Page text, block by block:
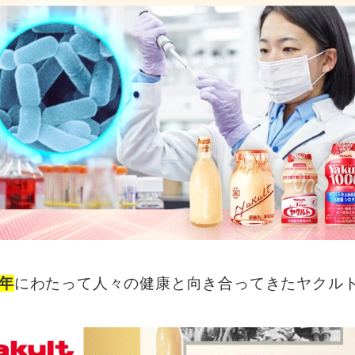
にわたって人々の健康と向き合ってきたヤクル